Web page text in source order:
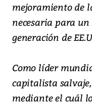
mejoramiento de
necesaria para
generación de
Como líder
capitalista
mediante el cuál